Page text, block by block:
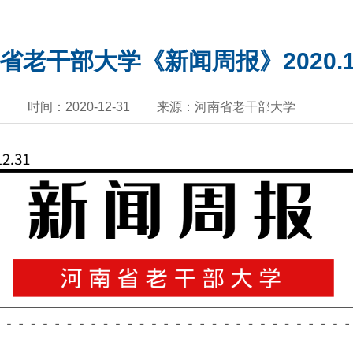
老干部大学《新闻周报》
时间：2020-12-31 来源：河南省老干部大学